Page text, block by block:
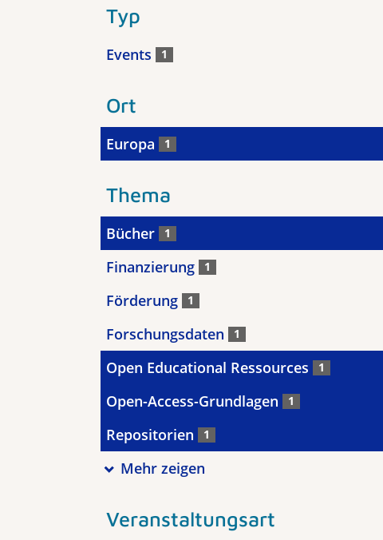
Typ
Events 1
Ort
Europa 1
Thema
Bücher 1
Finanzierung 1
Förderung 1
Forschungsdaten 1
Open Educational Ressources 1
Open-Access-Grundlagen 1
Repositorien 1
Mehr zeigen
Veranstaltungsart